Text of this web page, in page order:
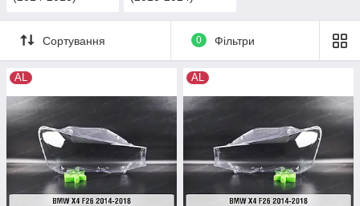
Сортування 0 Фільтри
AL AL